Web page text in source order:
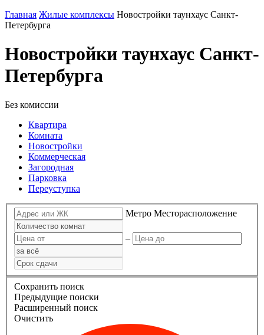
Главная Жилые комплексы Новостройки таунхаус Санкт-
Петербурга
Новостройки таунхаус Санкт-
Петербурга
Без комиссии
Квартира
Комната
Новостройки
Коммерческая
Загородная
Парковка
Переуступка
Метро Месторасположение
–
Сохранить поиск
Предыдущие поиски
Расширенный поиск
Очистить